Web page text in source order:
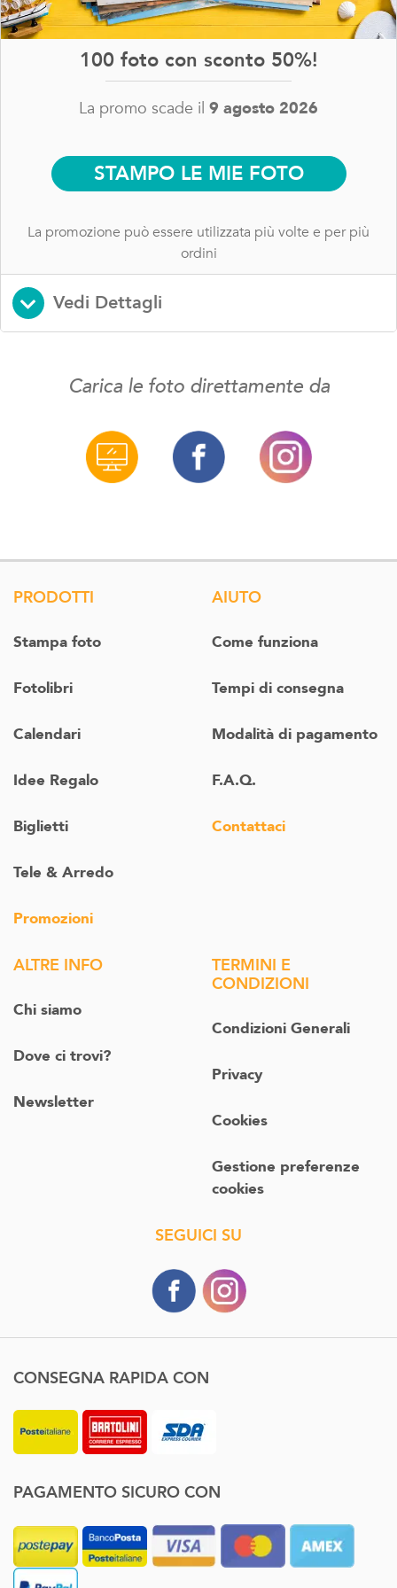
100 foto con sconto 50%!
La promo scade il 9 agosto 2026
La promozione può essere utilizzata più volte e per più
ordini
STAMPO LE MIE FOTO
Vedi Dettagli
Carica le foto direttamente da
PRODOTTI
Stampa foto
Fotolibri
Calendari
Idee Regalo
Biglietti
Tele & Arredo
Promozioni
AIUTO
Come funziona
Tempi di consegna
Modalità di pagamento
F.A.Q.
Contattaci
ALTRE INFO
Chi siamo
Dove ci trovi?
Newsletter
TERMINI E
CONDIZIONI
Condizioni Generali
Privacy
Cookies
Gestione preferenze
cookies
SEGUICI SU
CONSEGNA RAPIDA CON
PAGAMENTO SICURO CON